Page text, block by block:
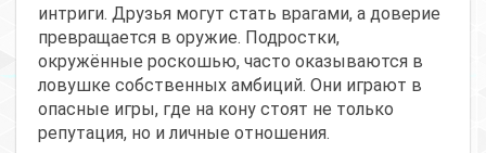
интриги. Друзья могут стать врагами, а доверие
превращается в оружие. Подростки,
окружённые роскошью, часто оказываются в
ловушке собственных амбиций. Они играют в
опасные игры, где на кону стоят не только
репутация, но и личные отношения.